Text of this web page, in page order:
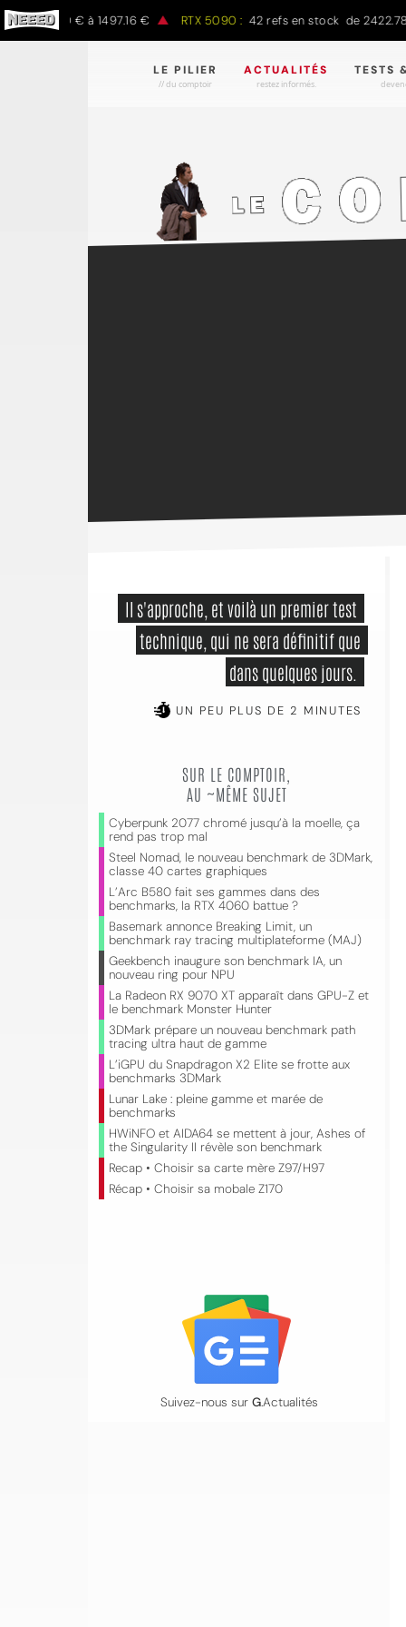
797.00 € à 1497.16 € RTX 5090 : 42 refs en stock de 2422.78 €
LE PILIER
// du comptoir
ACTUALITÉS
restez informés.
TESTS
technique, qui ne sera définitif que
dans quelques jours.
UN PEU PLUS DE 2 MINUTES
SUR LE COMPTOIR,
AU ~MÊME SUJET
Cyberpunk 2077 chromé jusqu’à la moelle, ça
rend pas trop mal
Steel Nomad, le nouveau benchmark de 3DMark,
classe 40 cartes graphiques
L’Arc B580 fait ses gammes dans des
benchmarks, la RTX 4060 battue ?
Basemark annonce Breaking Limit, un
benchmark ray tracing multiplateforme (MAJ)
Geekbench inaugure son benchmark IA, un
nouveau ring pour NPU
La Radeon RX 9070 XT apparaît dans GPU-Z et
le benchmark Monster Hunter
3DMark prépare un nouveau benchmark path
tracing ultra haut de gamme
L’iGPU du Snapdragon X2 Elite se frotte aux
benchmarks 3DMark
Lunar Lake : pleine gamme et marée de
benchmarks
HWiNFO et AIDA64 se mettent à jour, Ashes of
the Singularity II révèle son benchmark
Recap • Choisir sa carte mère Z97/H97
Récap • Choisir sa mobale Z170
Suivez-nous sur G.Actualités